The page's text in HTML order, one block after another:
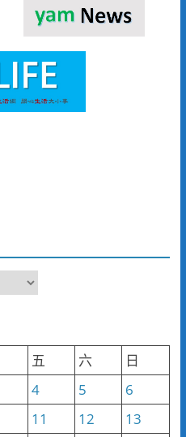
五 六
日
4 5
6
11 12
13